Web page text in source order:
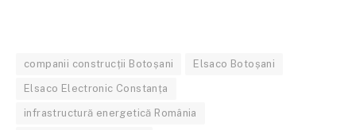
companii construcții Botoșani Elsaco Botoșani
Elsaco Electronic Constanța
infrastructură energetică România